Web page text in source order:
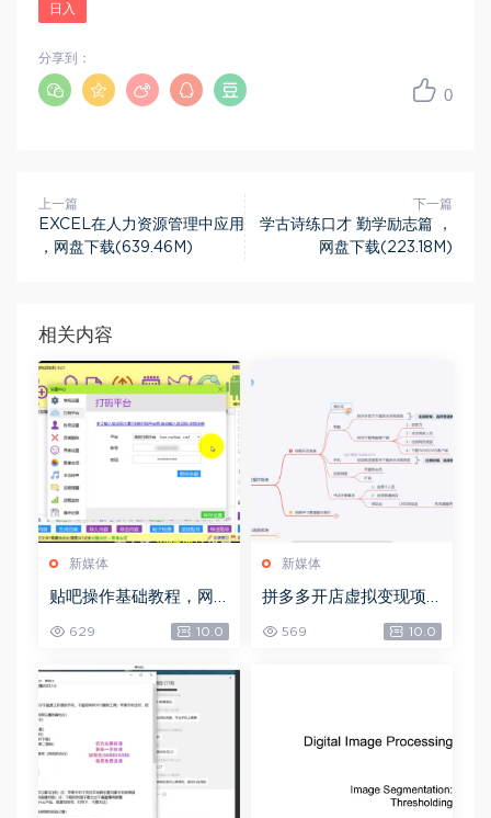
日入
0
分享到：
上一篇
EXCEL在人力资源管理中应用
，网盘下载(639.46M)
下一篇
学古诗练口才 勤学励志篇 ，
网盘下载(223.18M)
相关内容
新媒体
贴吧操作基础教程，网
629 10.0
新媒体
拼多多开店虚拟变现项
569 10.0